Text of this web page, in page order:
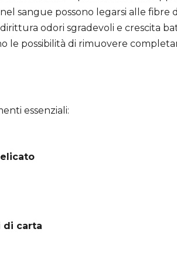
sangue possono legarsi alle fibre
odori sgradevoli e crescita
le possibilità di rimuovere
essenziali:
di carta